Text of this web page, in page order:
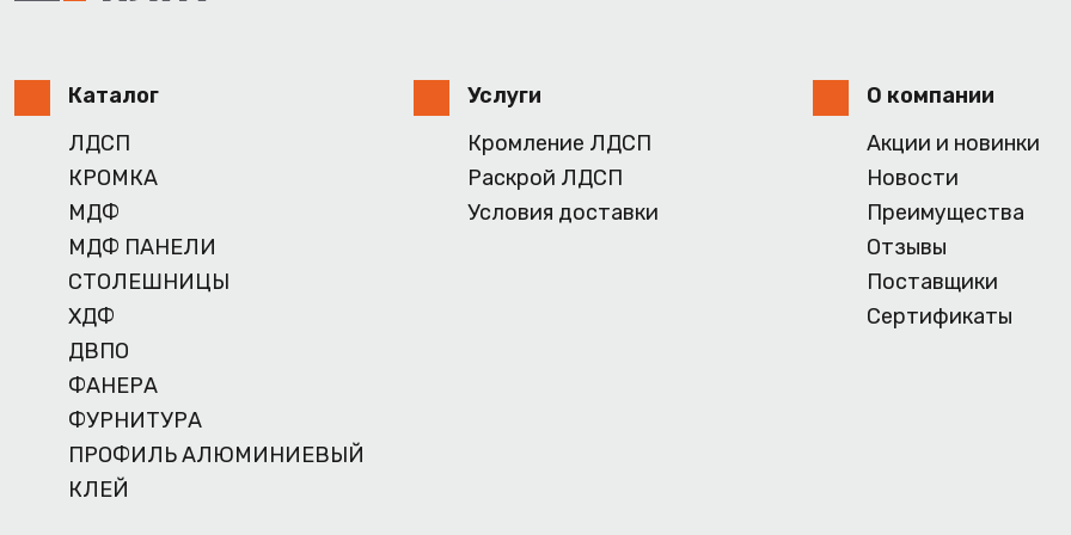
Каталог
ЛДСП
КРОМКА
МДФ
МДФ ПАНЕЛИ
СТОЛЕШНИЦЫ
ХДФ
ДВПО
ФАНЕРА
ФУРНИТУРА
ПРОФИЛЬ АЛЮМИНИЕВЫЙ
КЛЕЙ
Услуги
Кромление ЛДСП
Раскрой ЛДСП
Условия доставки
О компании
Акции и новинки
Новости
Преимущества
Отзывы
Поставщики
Сертификаты